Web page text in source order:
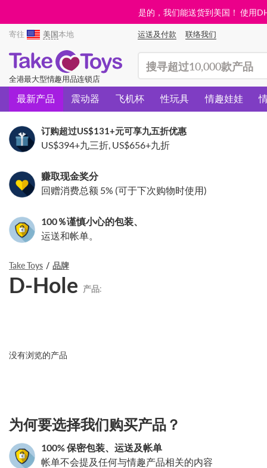
是的，我们能送货到美国！ 使用
寄往 美国本地 运送及付款 联络我们
全港最大型情趣用品连锁店
最新产品 震动器 飞机杯 性玩具 情趣娃娃
订购超过US$131+元可享九五折优惠
US$394+九三折, US$656+九折
赚取现金奖分
回赠消费总额 5% (可于下次购物时使用)
100％谨慎小心的包装、
运送和帐单。
Take Toys 品牌
D-Hole 产品:
没有浏览的产品
为何要选择我们购买产品？
100% 保密包装、运送及帐单
帐单不会提及任何与情趣产品相关的内容